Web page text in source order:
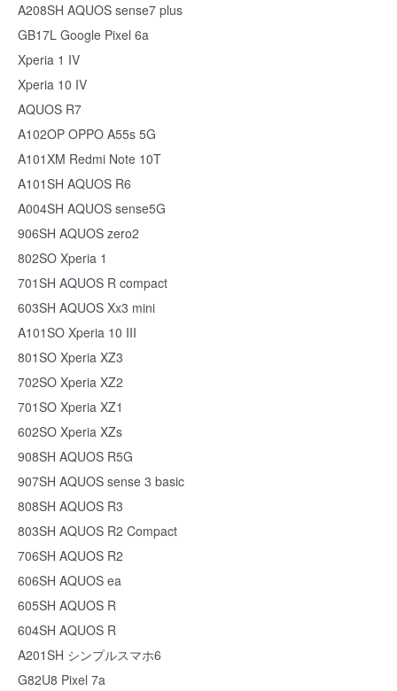
A208SH AQUOS sense7 plus
GB17L Google Pixel 6a
Xperia 1 IV
Xperia 10 IV
AQUOS R7
A102OP OPPO A55s 5G
A101XM Redmi Note 10T
A101SH AQUOS R6
A004SH AQUOS sense5G
906SH AQUOS zero2
802SO Xperia 1
701SH AQUOS R compact
603SH AQUOS Xx3 mini
A101SO Xperia 10 III
801SO Xperia XZ3
702SO Xperia XZ2
701SO Xperia XZ1
602SO Xperia XZs
908SH AQUOS R5G
907SH AQUOS sense 3 basic
808SH AQUOS R3
803SH AQUOS R2 Compact
706SH AQUOS R2
606SH AQUOS ea
605SH AQUOS R
604SH AQUOS R
A201SH シンプルスマホ6
G82U8 Pixel 7a